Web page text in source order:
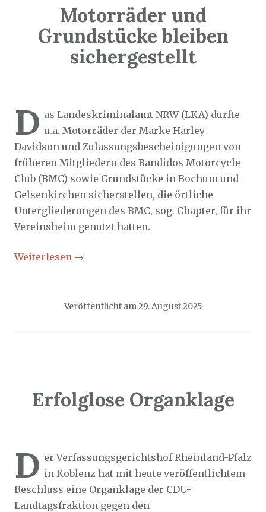
Motorräder und
Grundstücke bleiben
sichergestellt
D as Landeskriminalamt NRW (LKA) durfte
u.a. Motorräder der Marke Harley-
Davidson und Zulassungsbescheinigungen von
früheren Mitgliedern des Bandidos Motorcycle
Club (BMC) sowie Grundstücke in Bochum und
Gelsenkirchen sicherstellen, die örtliche
Untergliederungen des BMC, sog. Chapter, für ihr
Vereinsheim genutzt hatten.
Weiterlesen →
Veröffentlicht am29. August 2025
Erfolglose Organklage
D er Verfassungsgerichtshof Rheinland-Pfalz
in Koblenz hat mit heute veröffentlichtem
Beschluss eine Organklage der CDU-
Landtagsfraktion gegen den